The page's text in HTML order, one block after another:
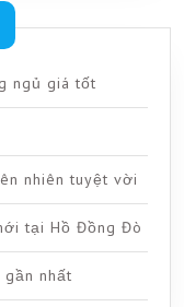
ngủ giá tốt
nhiên tuyệt vời
tại Hồ Đồng Đò
nhất